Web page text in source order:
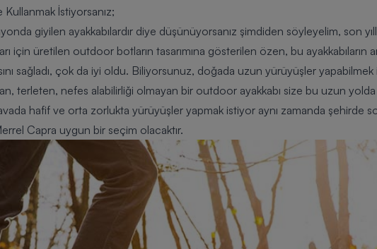
İstiyorsanız;
giyilen ayakkabılardır diye düşünüyorsanız şimdiden söyleyelim, son
için üretilen outdoor botların tasarımına gösterilen özen, bu ayakkabıların
sağladı, çok da iyi oldu. Biliyorsunuz, doğada uzun yürüyüşler yapabilmek
terleten, nefes alabilirliği olmayan bir outdoor ayakkabı size bu uzun yolda
hafif ve orta zorlukta yürüyüşler yapmak istiyor aynı zamanda şehirde
Capra uygun bir seçim olacaktır.